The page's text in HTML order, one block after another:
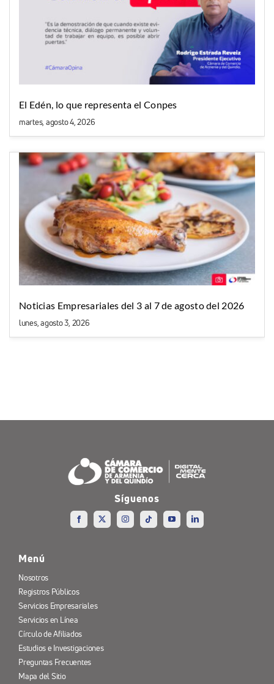
El Edén, lo que representa el Conpes
martes, agosto 4, 2026
Noticias Empresariales del 3 al 7 de agosto del 2026
lunes, agosto 3, 2026
Síguenos
Menú
Nosotros
Registros Públicos
Servicios Empresariales
Servicios en Línea
Círculo de Afiliados
Estudios e Investigaciones
Preguntas Frecuentes
Mapa del Sitio